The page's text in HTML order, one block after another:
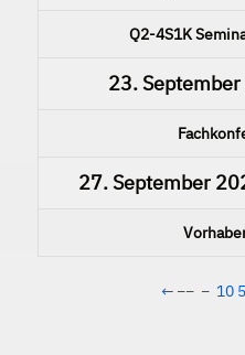
Q2-4S1K
23.
27. September
← −− − 10